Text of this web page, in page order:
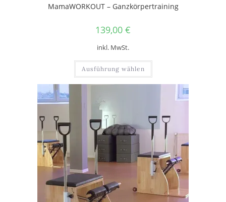
MamaWORKOUT – Ganzkörpertraining
139,00 €
inkl. MwSt.
Ausführung wählen